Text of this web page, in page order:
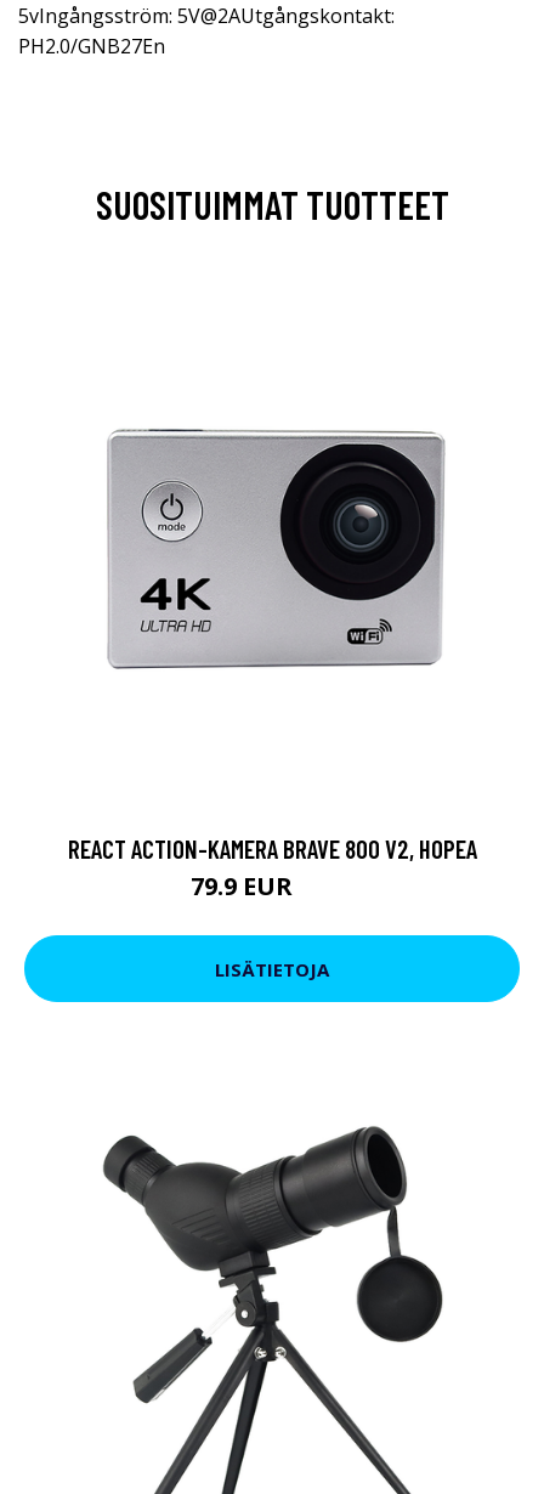
5vIngångsström: 5V@2AUtgångskontakt:
PH2.0/GNB27En
SUOSITUIMMAT TUOTTEET
REACT ACTION-KAMERA BRAVE 800 V2, HOPEA
79.9 EUR
LISÄTIETOJA